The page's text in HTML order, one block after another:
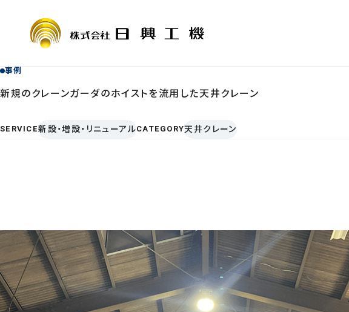
ISO認証・許認可
新設・増設・リニューアル
事例
新規のクレーンガーダのホイストを流用した天井クレーン
SERVICE新設・増設・リニューアルCATEGORY天井クレーン